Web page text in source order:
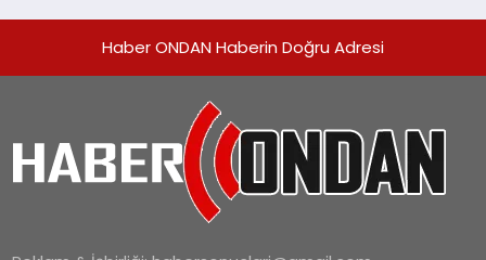
Haber ONDAN Haberin Doğru Adresi